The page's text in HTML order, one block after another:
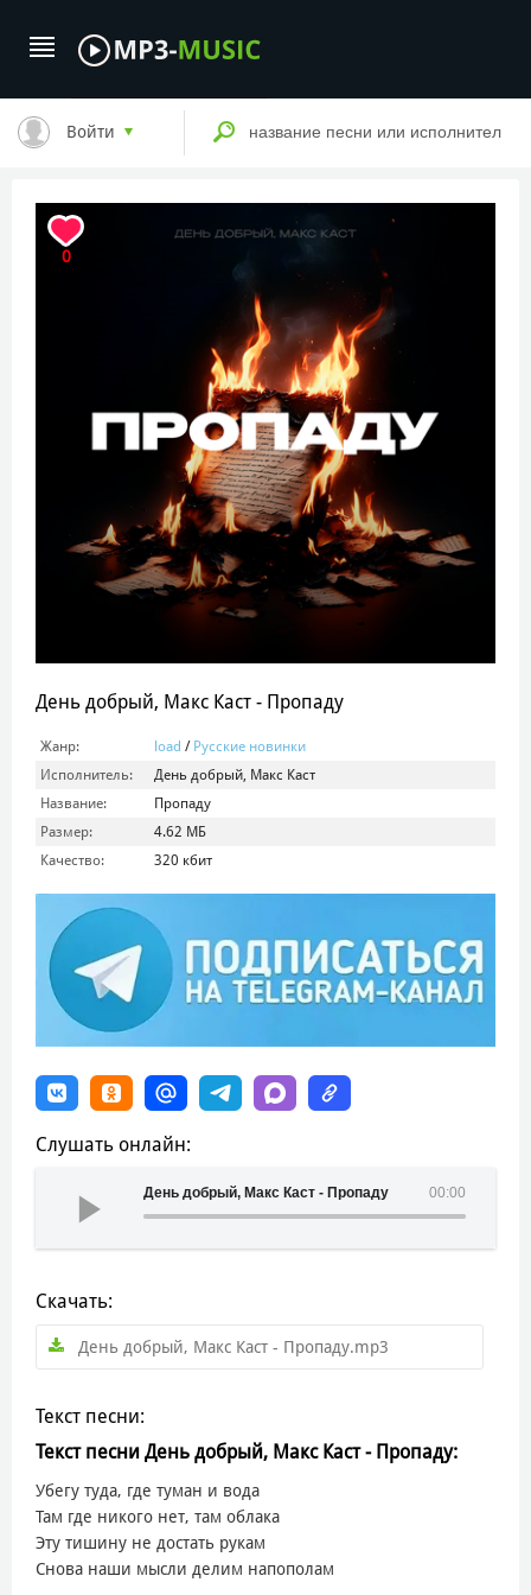
Войти
0
День добрый, Макс Каст - Пропаду
Жанр: load / Русские новинки
Исполнитель:
День добрый, Макс Каст
Название:
Пропаду
Размер:
4.62 МБ
Качество:
320 кбит
Слушать онлайн:
00:00
День добрый, Макс Каст - Пропаду
Скачать:
День добрый, Макс Каст - Пропаду.mp3
Текст песни:
Текст песни День добрый, Макс Каст - Пропаду:
Убегу туда, где туман и вода
Там где никого нет, там облака
Эту тишину не достать рукам
Снова наши мысли делим напополам